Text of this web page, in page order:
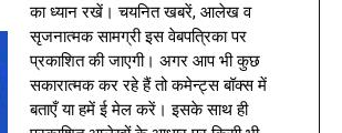
का ध्यान रखें। चयनित खबरें, आलेख व
सृजनात्मक सामग्री इस वेबपत्रिका पर
प्रकाशित की जाएगी। अगर आप भी कुछ
सकारात्मक कर रहे हैं तो कमेन्ट्स बॉक्स में
बताएँ या हमें ई मेल करें। इसके साथ ही